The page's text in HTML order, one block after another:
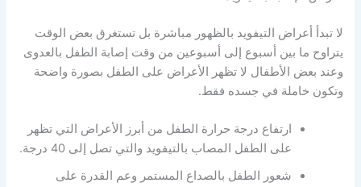
لا تبدأ أعراض التيفويد بالظهور مباشرة بل تستغرق بعض الوقت
يتراوح ما بين أسبوع إلى أسبوعين من وقت إصابة الطفل بالعدوى
وعند بعض الأطفال لا تظهر الأعراض على الطفل بصورة واضحة
وتكون خاملة في جسده فقط.
ارتفاع درجة حرارة الطفل من أبرز الأعراض التي تظهر
على الطفل المصاب بالتيفويد والتي تصل إلى 40 درجة.
شعور الطفل بالصداع المستمر وعم القدرة على